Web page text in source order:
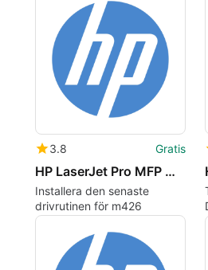
3.8 Gratis
HP LaserJet Pro MFP M426-M427 series drivers
Installera den senaste
drivrutinen för m426